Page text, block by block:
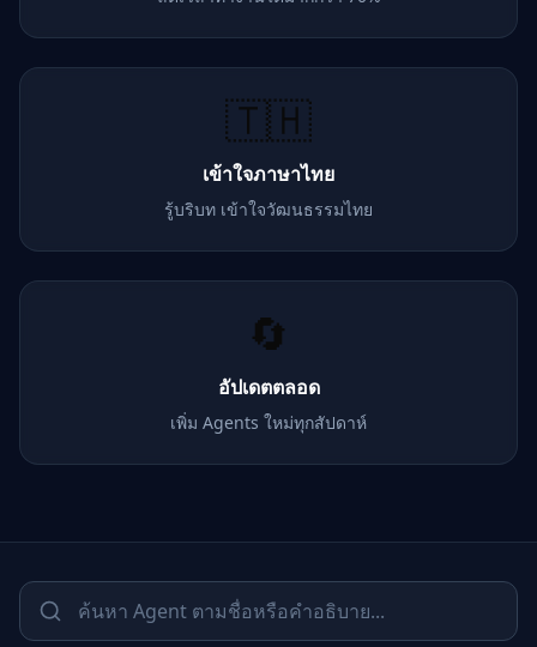
🇹🇭
เข้าใจภาษาไทย
รู้บริบท เข้าใจวัฒนธรรมไทย
🔄
อัปเดตตลอด
เพิ่ม Agents ใหม่ทุกสัปดาห์